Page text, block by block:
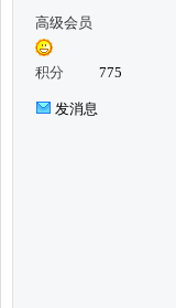
高级会员
积分 775
发消息